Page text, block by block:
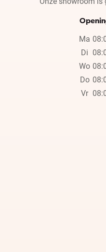
Ma
Di
Wo
Do
Vr